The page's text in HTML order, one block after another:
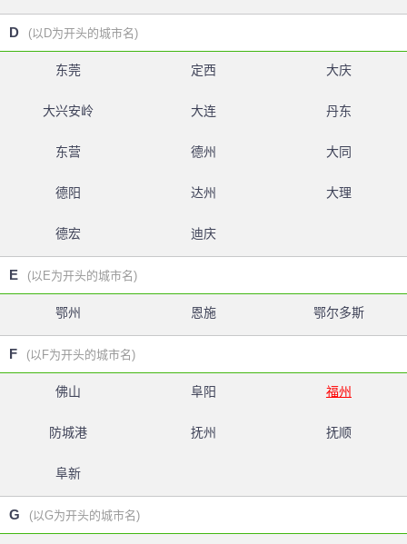
D (以D为开头的城市名)
东莞 定西 大庆
大兴安岭 大连 丹东
东营 德州 大同
德阳 达州 大理
德宏 迪庆
E (以E为开头的城市名)
鄂州 恩施 鄂尔多斯
F (以F为开头的城市名)
佛山 阜阳 福州
防城港 抚州 抚顺
阜新
G (以G为开头的城市名)